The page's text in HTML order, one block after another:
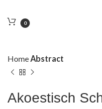
0
HomeAbstract
Akoestisch